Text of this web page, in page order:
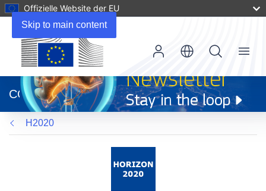
Skip to main content
Offizielle Website der EU
neuem
Fenster)
CORDIS
Menu
H2020